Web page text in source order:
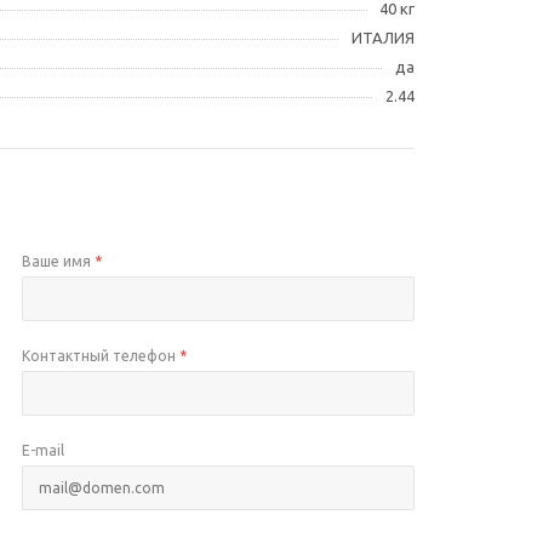
40 кг
ИТАЛИЯ
да
2.44
Ваше имя *
Контактный телефон *
E-mail